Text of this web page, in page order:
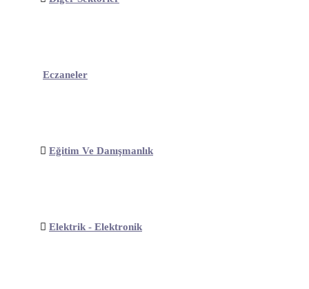
Eczaneler
Eğitim Ve Danışmanlık
Elektrik - Elektronik